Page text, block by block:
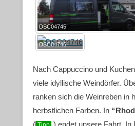
DSC04745
DSC04746
Nach Cappuccino und
viele idyllische Weindörfer.
ranken sich die Weinreben in
herbstlichen Farben. In